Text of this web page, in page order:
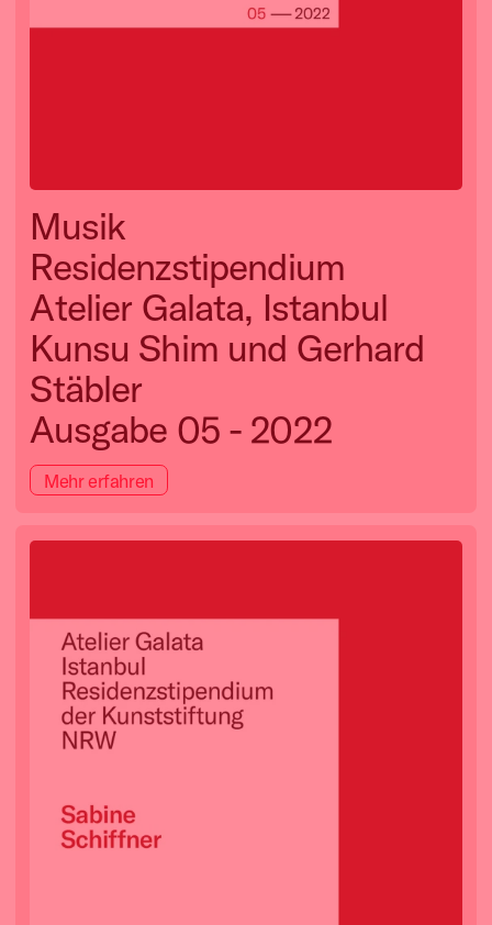
Musik
Residenzstipendium
Atelier Galata, Istanbul
Kunsu Shim und Gerhard
Stäbler
Ausgabe 05 - 2022
Mehr erfahren